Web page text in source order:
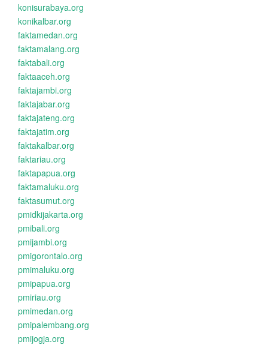
konisurabaya.org
konikalbar.org
faktamedan.org
faktamalang.org
faktabali.org
faktaaceh.org
faktajambi.org
faktajabar.org
faktajateng.org
faktajatim.org
faktakalbar.org
faktariau.org
faktapapua.org
faktamaluku.org
faktasumut.org
pmidkijakarta.org
pmibali.org
pmijambi.org
pmigorontalo.org
pmimaluku.org
pmipapua.org
pmiriau.org
pmimedan.org
pmipalembang.org
pmijogja.org